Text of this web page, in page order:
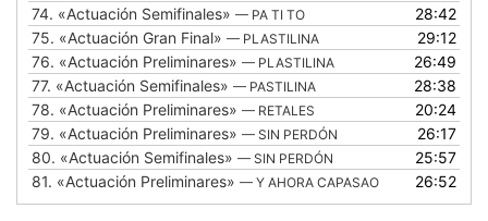
74. «Actuación Semifinales» — PA TI TO
28:42
75. «Actuación Gran Final» — PLASTILINA
29:12
76. «Actuación Preliminares» — PLASTILINA
26:49
77. «Actuación Semifinales» — PASTILINA
28:38
78. «Actuación Preliminares» — RETALES
20:24
79. «Actuación Preliminares» — SIN PERDÓN
26:17
80. «Actuación Semifinales» — SIN PERDÓN
25:57
81. «Actuación Preliminares» — Y AHORA CAPASAO 26:52